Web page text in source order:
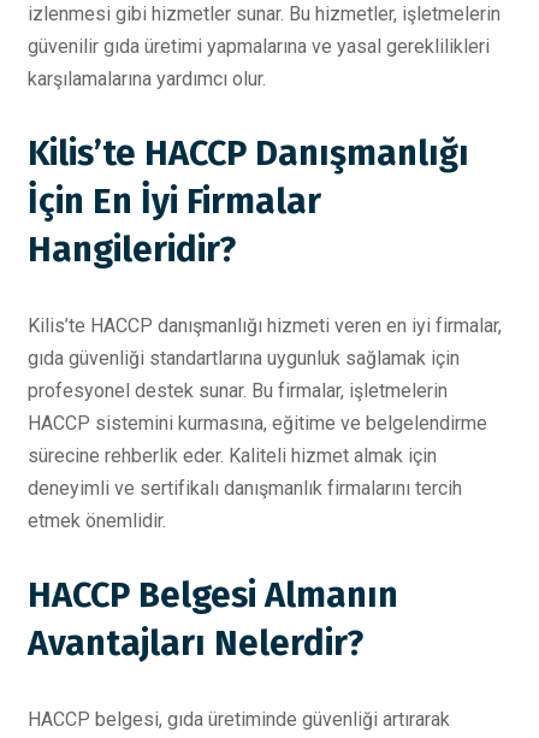
izlenmesi gibi hizmetler sunar. Bu hizmetler, işletmelerin
güvenilir gıda üretimi yapmalarına ve yasal gereklilikleri
karşılamalarına yardımcı olur.
Kilis’te HACCP Danışmanlığı
İçin En İyi Firmalar
Hangileridir?
Kilis’te HACCP danışmanlığı hizmeti veren en iyi firmalar,
gıda güvenliği standartlarına uygunluk sağlamak için
profesyonel destek sunar. Bu firmalar, işletmelerin
HACCP sistemini kurmasına, eğitime ve belgelendirme
sürecine rehberlik eder. Kaliteli hizmet almak için
deneyimli ve sertifikalı danışmanlık firmalarını tercih
etmek önemlidir.
HACCP Belgesi Almanın
Avantajları Nelerdir?
HACCP belgesi, gıda üretiminde güvenliği artırarak